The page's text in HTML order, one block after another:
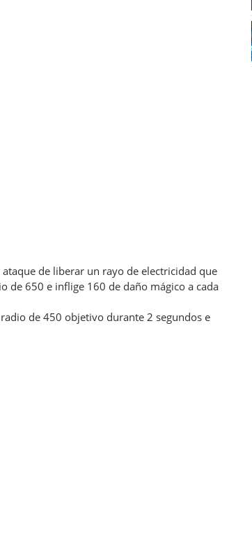
de liberar un rayo de electricidad que
de 650 e inflige 160 de daño mágico a cada
de 450 objetivo durante 2 segundos e